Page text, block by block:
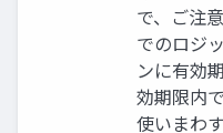
で、ご注
でのロジ
ンに有効
効期限内
使いまわ